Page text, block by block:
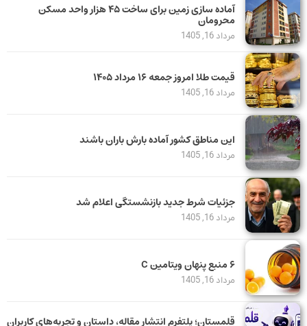
آماده سازی زمین برای ساخت ۴۵ هزار واحد مسکن
محرومان
مرداد 16, 1405
قیمت طلا امروز جمعه ۱۶ مرداد ۱۴۰۵
مرداد 16, 1405
این مناطق کشور آماده بارش باران باشند
مرداد 16, 1405
جزئیات شرط جدید بازنشستگی اعلام شد
مرداد 16, 1405
۶ منبع پنهان ویتامین C
مرداد 16, 1405
قلمستان؛ پلتفرم انتشار مقاله، داستان و تجربه‌های کاربران